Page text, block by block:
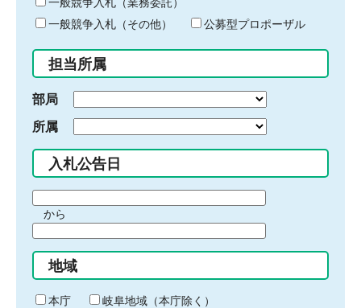
ー
ド
入
力
一般競争入札（その他）
公募型プロポーザル
担当所属
部局
所属
入札公告日
間
始
り
から
間
終
わ
地域
本庁
岐阜地域（本庁除く）